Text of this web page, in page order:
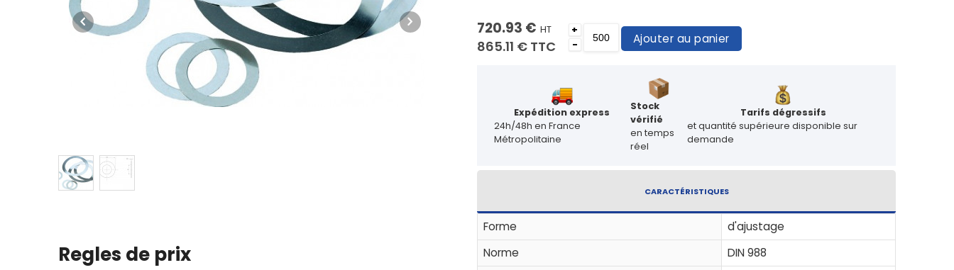
Regles de prix
720.93 € HT
865.11 € TTC
+
-
Ajouter au panier
Expédition express
24h/48h en France
Métropolitaine
Stock
vérifié
en temps
réel
Tarifs dégressifs
et quantité supérieure disponible sur
demande
CARACTÉRISTIQUES
Forme
d'ajustage
Norme
DIN 988